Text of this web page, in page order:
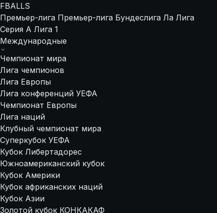
FBALLS
Премьер-лига Премьер-лига Бундеслига Ла Лига
Серия А Лига 1
Международные
Чемпионат мира
Лига чемпионов
Лига Европы
Лига конференций УЕФА
Чемпионат Европы
Лига наций
Клубный чемпионат мира
Суперкубок УЕФА
Кубок Либертадорес
Южноамериканский кубок
Кубок Америки
Кубок африканских наций
Кубок Азии
Золотой кубок КОНКАКАФ